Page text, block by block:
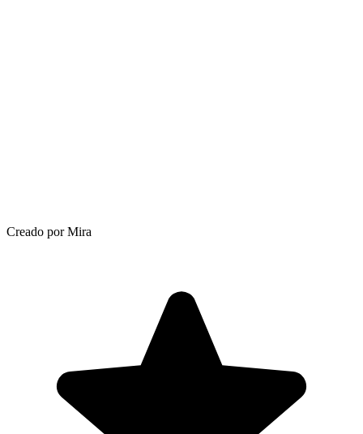
Creado por Mira